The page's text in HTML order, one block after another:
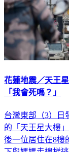
花蓮地震／天王
「我會死嗎？」
台灣東部（3）日
的「天王星大樓
後一位居住在8樓